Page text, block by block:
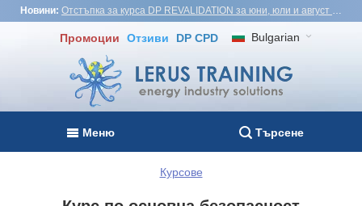
Новини: Отстъпка за курса DP REVALIDATION за юни, юли и август - USD1,000! Виетнам, Турция, Малайзия
Промоции Отзиви DP CPD Bulgarian
Меню Търсене
Курсове